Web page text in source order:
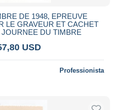
DE 1948, EPREUVE
LE GRAVEUR ET CACHET
DU TIMBRE
USD
Professionista